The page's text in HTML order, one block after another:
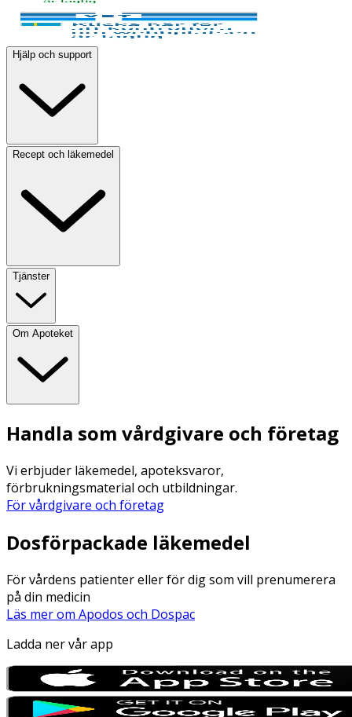
Hjälp och support
Recept och läkemedel
Tjänster
Om Apoteket
Handla som vårdgivare och företag
Vi erbjuder läkemedel, apoteksvaror,
förbrukningsmaterial och utbildningar.
För vårdgivare och företag
Dosförpackade läkemedel
För vårdens patienter eller för dig som vill prenumerera
på din medicin
Läs mer om Apodos och Dospac
Ladda ner vår app